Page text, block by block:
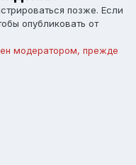
позже. Если
опубликовать от
модератором, прежде